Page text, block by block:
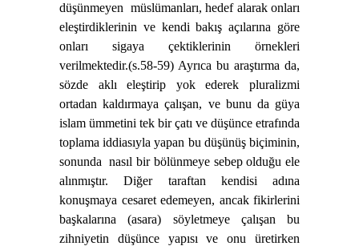
düşünmeyen müslümanları, hedef alarak onları
eleştirdiklerinin ve kendi bakış açılarına göre
onları sigaya çektiklerinin örnekleri
verilmektedir.(s.58-59) Ayrıca bu araştırma da,
sözde aklı eleştirip yok ederek pluralizmi
ortadan kaldırmaya çalışan, ve bunu da güya
islam ümmetini tek bir çatı ve düşünce etrafında
toplama iddiasıyla yapan bu düşünüş biçiminin,
sonunda
nasıl bir bölünmeye sebep olduğu ele
alınmıştır. Diğer taraftan kendisi adına
konuşmaya cesaret edemeyen, ancak fikirlerini
başkalarına (asara) söyletmeye çalışan bu
zihniyetin düşünce yapısı ve onu üretirken